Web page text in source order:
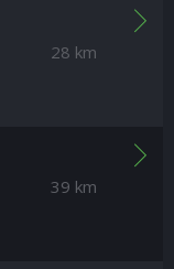
28 km
39 km